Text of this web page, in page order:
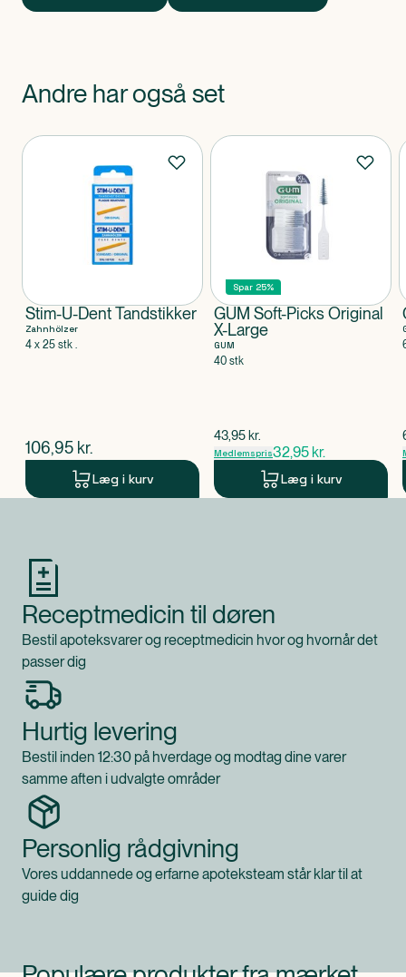
Andre har også set
Produkter
Stim-U-Dent Tandstikker
Zahnhölzer
4 x 25 stk .
$nuværende pris
106,95 kr.
Læg i kurv
Spar 25%
GUM Soft-Picks Original
X-Large
GUM
40 stk
$gammel pris
43,95 kr.
Medlemspris32,95 kr.
Læg i kurv
Receptmedicin til døren
Bestil apoteksvarer og receptmedicin hvor og hvornår det
passer dig
Hurtig levering
Bestil inden 12:30 på hverdage og modtag dine varer
samme aften i udvalgte områder
Personlig rådgivning
Vores uddannede og erfarne apoteksteam står klar til at
guide dig